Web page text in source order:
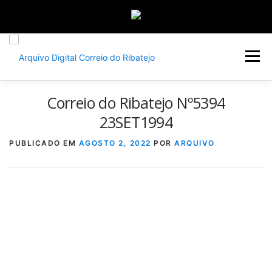
conteúdo
Menu
JORNAIS DÉCADAS
VERSÃO PDF E IMPRESSÃO
Correio do Ribatejo Nº5394
23SET1994
PUBLICADO EM AGOSTO 2, 2022 POR ARQUIVO